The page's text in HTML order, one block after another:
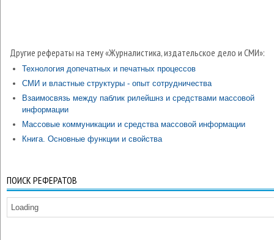
Другие рефераты на тему «Журналистика, издательское дело и СМИ»:
Технология допечатных и печатных процессов
СМИ и властные структуры - опыт сотрудничества
Взаимосвязь между паблик рилейшнз и средствами массовой
информации
Массовые коммуникации и средства массовой информации
Книга. Основные функции и свойства
ПОИСК РЕФЕРАТОВ
Loading